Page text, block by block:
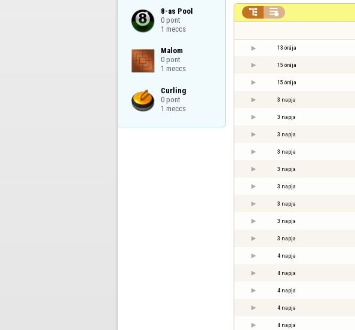
8-as Pool
0 pont
1 meccs
Malom
0 pont
1 meccs
Curling
0 pont
1 meccs
 
13 órája
15 órája
15 órája
3 napja
3 napja
3 napja
3 napja
3 napja
3 napja
3 napja
3 napja
3 napja
4 napja
4 napja
4 napja
4 napja
4 napja